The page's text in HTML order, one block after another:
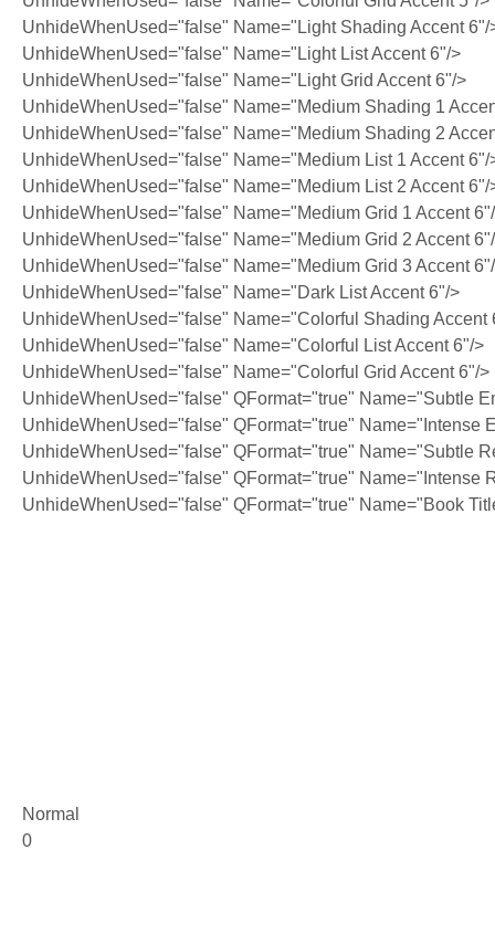
UnhideWhenUsed="false" Name="Light Shading Accent 6"/
UnhideWhenUsed="false" Name="Light List Accent 6"/>
UnhideWhenUsed="false" Name="Light Grid Accent 6"/>
UnhideWhenUsed="false" Name="Medium Shading 1
UnhideWhenUsed="false" Name="Medium Shading 2
UnhideWhenUsed="false" Name="Medium List 1 Accent 6"/
UnhideWhenUsed="false" Name="Medium List 2 Accent 6"/
UnhideWhenUsed="false" Name="Medium Grid 1 Accent
UnhideWhenUsed="false" Name="Medium Grid 2 Accent
UnhideWhenUsed="false" Name="Medium Grid 3 Accent
UnhideWhenUsed="false" Name="Dark List Accent 6"/>
UnhideWhenUsed="false" Name="Colorful Shading Accent
UnhideWhenUsed="false" Name="Colorful List Accent 6"/>
UnhideWhenUsed="false" Name="Colorful Grid Accent 6"/>
UnhideWhenUsed="false" QFormat="true" Name="Subtle
UnhideWhenUsed="false" QFormat="true" Name="Intense
UnhideWhenUsed="false" QFormat="true" Name="Subtle
UnhideWhenUsed="false" QFormat="true" Name="Intense
UnhideWhenUsed="false" QFormat="true" Name="Book
Normal
0